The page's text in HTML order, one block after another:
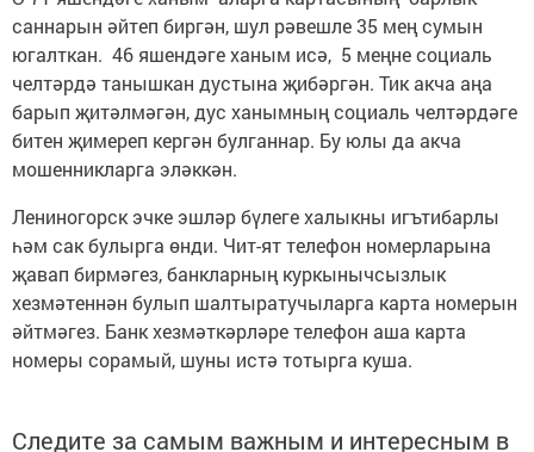
саннарын әйтеп биргән, шул рәвешле 35 мең сумын
югалткан. 46 яшендәге ханым исә, 5 меңне социаль
челтәрдә танышкан дустына җибәргән. Тик акча аңа
барып җитәлмәгән, дус ханымның социаль челтәрдәге
битен җимереп кергән булганнар. Бу юлы да акча
мошенникларга эләккән.
Лениногорск эчке эшләр бүлеге халыкны игътибарлы
һәм сак булырга өнди. Чит-ят телефон номерларына
җавап бирмәгез, банкларның куркынычсызлык
хезмәтеннән булып шалтыратучыларга карта номерын
әйтмәгез. Банк хезмәткәрләре телефон аша карта
номеры сорамый, шуны истә тотырга куша.
Следите за самым важным и интересным в